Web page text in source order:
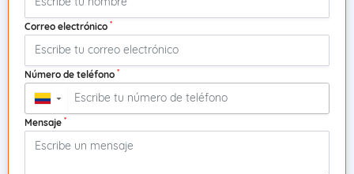
Correo electrónico *
Número de teléfono *
▼
Mensaje *